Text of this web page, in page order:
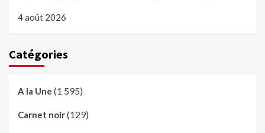
4 août 2026
Catégories
A la Une (1 595)
Carnet noir(129)